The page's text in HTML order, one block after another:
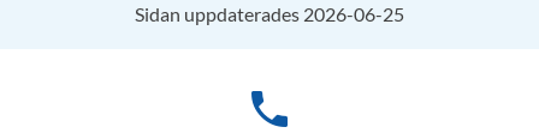
Sidan uppdaterades 2026-06-25
phone